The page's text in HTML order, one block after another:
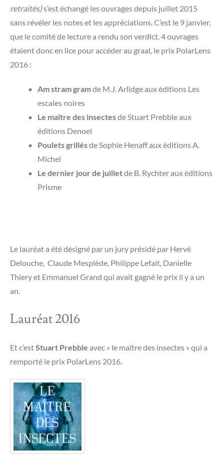
retraités)s’est échangé les ouvrages depuis juillet 2015
sans révéler les notes et les appréciations. C’est le 9 janvier,
que le comité de lecture a rendu son verdict. 4 ouvrages
étaient donc en lice pour accéder au graal, le prix PolarLens
2016 :
Am stram gramde M.J. Arlidge aux éditions Les
escales noires
Le maître des insectesde Stuart Prebble aux
éditions Denoel
Poulets grillésde Sophie Henaff aux éditions A.
Michel
Le dernier jour de juilletde B. Rychter aux éditions
Prisme
Le lauréat a été désigné par un jury présidé par Hervé
Delouche, Claude Mesplède, Philippe Lefait, Danielle
Thiery et Emmanuel Grand qui avait gagné le prix il y a un
an.
Lauréat 2016
Et c’estStuart Prebble avec « le maître des insectes » qui a
remporté le prix PolarLens 2016.